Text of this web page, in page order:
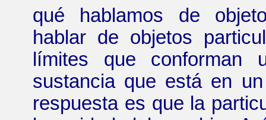
qué hablamos de
hablar de objetos
límites que
sustancia que está en
respuesta es que la